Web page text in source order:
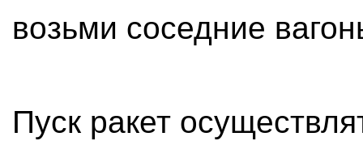
возьми соседние
Пуск ракет